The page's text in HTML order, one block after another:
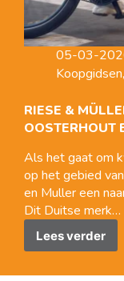
05-03-
Koopgidsen,
RIESE &
OOSTERHOUT
Als het gaat om
op het gebied
en Muller een
Dit Duitse merk…
Lees verder
Riese
Müller!